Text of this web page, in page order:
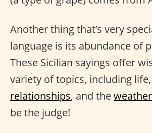
Another thing that’s very
language is its abundance of
These Sicilian sayings offer
variety of topics, including life,
relationships, and theweather
be the judge!